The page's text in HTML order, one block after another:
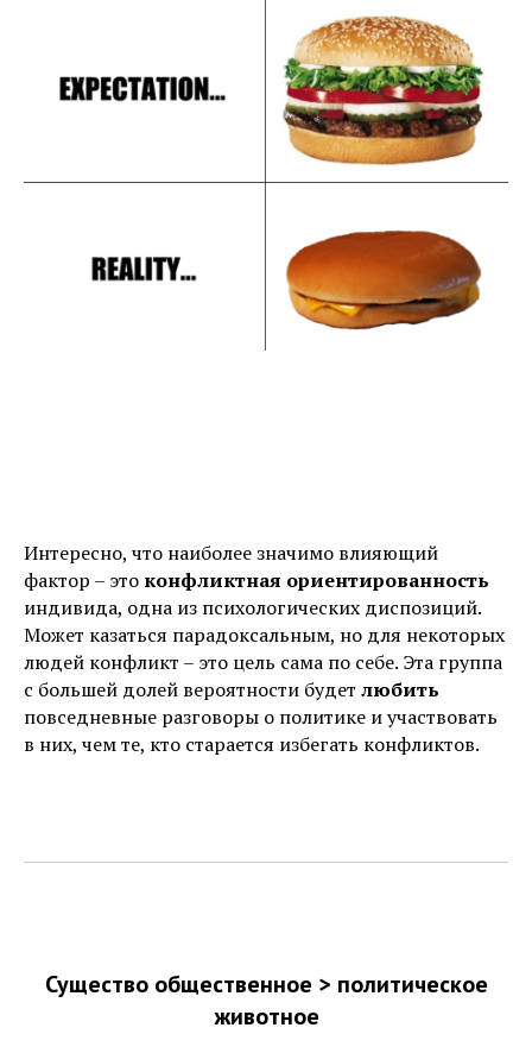
Интересно, что наиболее значимо влияющий
фактор – это конфликтная ориентированность
индивида, одна из психологических диспозиций.
Может казаться парадоксальным, но для некоторых
людей конфликт – это цель сама по себе. Эта группа
с большей долей вероятности будет любить
повседневные разговоры о политике и участвовать
в них, чем те, кто старается избегать конфликтов.
Существо общественное > политическое
животное